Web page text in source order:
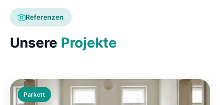
Referenzen
Unsere Projekte
Parkett